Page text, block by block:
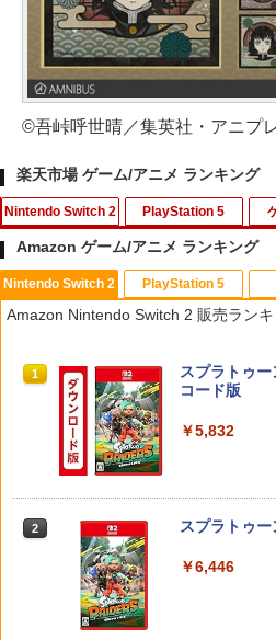
©吾峠呼世晴／集英社・アニプ
楽天市場 ゲーム/アニメ ランキング
Nintendo Switch 2
1
ポケモン 【
[POT-P-
PlayStation 5
1
鬼エイム 指
ング FPS 音
CoD 高感度
￥1,280
1 【中古】グ
- Switch
アクラス｜
1
【中古】2．
ーセット 【
ラックブル
￥789
Amazon ゲーム/アニメ ランキング
Nintendo Switch 2
Amazon Nintendo Switch 2 販売ラン
1
スプラトゥ
コード版
￥5,832
2 スプラトゥ
￥6,446
PlayStation 5